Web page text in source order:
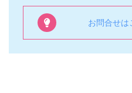
お問合せは